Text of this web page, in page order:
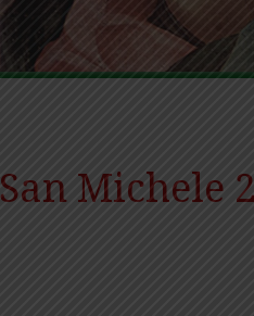
San Michele